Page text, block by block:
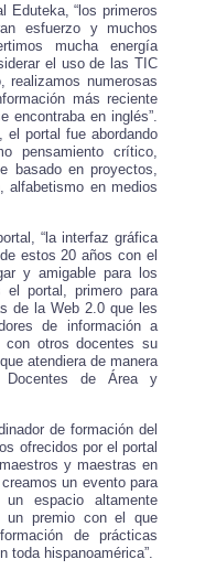
Eduteka, “los primeros
esfuerzo y muchos
mucha energía
el uso de las TIC
realizamos numerosas
más reciente
encontraba en inglés”.
el portal fue abordando
pensamiento crítico,
basado en proyectos,
alfabetismo en medios
“la interfaz gráfica
estos 20 años con el
y amigable para los
el portal, primero para
de la Web 2.0 que les
de información a
con otros docentes su
atendiera de manera
Docentes de Área y
de formación del
ofrecidos por el portal
y maestras en
un evento para
espacio altamente
un premio con el que
de prácticas
hispanoamérica”.